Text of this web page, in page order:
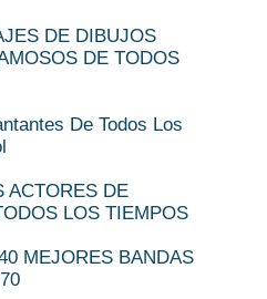
DE DIBUJOS
DE TODOS
De Todos Los
ACTORES DE
LOS TIEMPOS
MEJORES BANDAS